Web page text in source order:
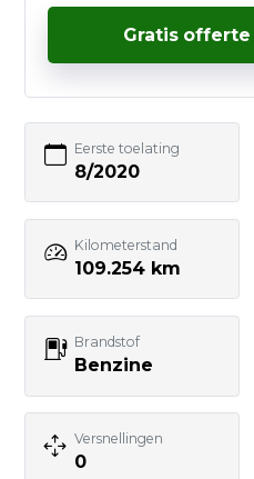
Uw naam
Telefoonnummer
Uw bericht
BERICHT VERSTUREN
Gratis
Eerste toelating
8/2020
Kilometerstand
109.254 km
Brandstof
Benzine
Versnellingen
0